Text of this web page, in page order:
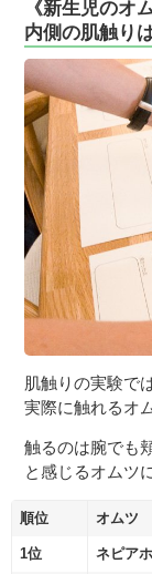
《新生児のオ
内側の肌触り
肌触りの実験で
実際に触れるオ
触るのは腕でも
と感じるオムツ
順位 オムツ
1位 ネピア